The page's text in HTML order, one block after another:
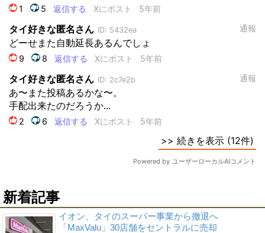
新着記事
イオン、タイのスーパー事業から撤退へ
「MaxValu」30店舗をセントラルに売却